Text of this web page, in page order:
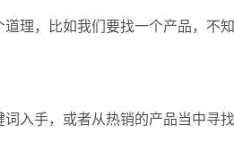
理，比如我们要找一个产品，不
入手，或者从热销的产品当中寻